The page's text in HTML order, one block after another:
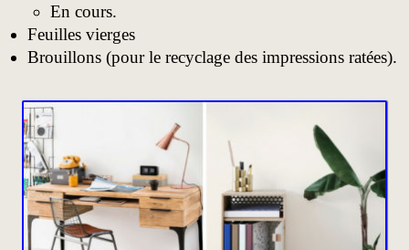
En cours.
Feuilles vierges
Brouillons (pour le recyclage des impressions ratées).